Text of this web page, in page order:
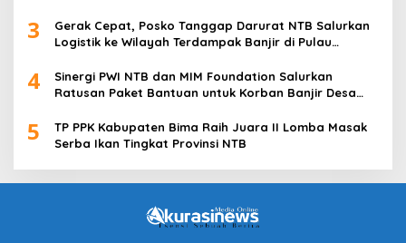
3
Gerak Cepat, Posko Tanggap Darurat NTB Salurkan
Logistik ke Wilayah Terdampak Banjir di Pulau
4
Sinergi PWI NTB dan MIM Foundation Salurkan
Ratusan Paket Bantuan untuk Korban Banjir Desa
5
TP PPK Kabupaten Bima Raih Juara II Lomba Masak
Serba Ikan Tingkat Provinsi NTB